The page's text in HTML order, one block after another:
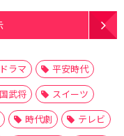
ラマ
平安時代
武将
スイーツ
時代劇
テレビ